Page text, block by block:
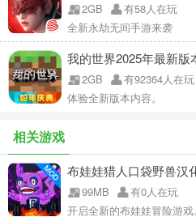
2GB
有58人在玩
全新永劫无间手游来袭
我的世界2025年最新版
2GB
有92364人在玩
体验全新版本内容。
相关游戏
布娃娃猎人口袋野兽汉
99MB
有0人在玩
开启全新的布娃娃冒险游戏。